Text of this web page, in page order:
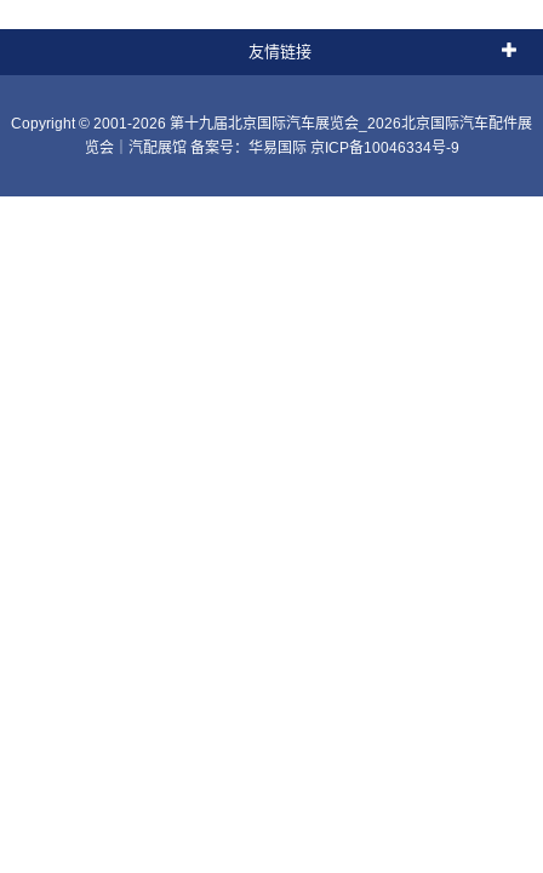
友情链接
Copyright © 2001-2026 第十九届北京国际汽车展览会_2026北京国际汽车配件展
览会｜汽配展馆 备案号： 华易国际 京ICP备10046334号-9